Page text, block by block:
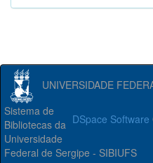
UNIVERSIDADE
DSpace Software
Sistema de
Bibliotecas da
Universidade
Federal de Sergipe - SIBIUFS